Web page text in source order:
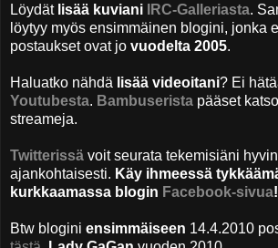
Löydät lisää kuviani IRC-Galleriasta.
löytyy myös ensimmäinen blogini, jonka
postaukset ovat jo vuodelta 2005.
Haluatko nähdä lisää videoitani? Ei
Youtubesta. Bambuserista pääset
streameja.
Twitterissä voit seurata tekemisiäni
ajankohtaisesti. Käy ihmeessä
kurkkaamassa blogin Facebook-sivua!
Btw blogini ensimmäiseen 14.4.2010